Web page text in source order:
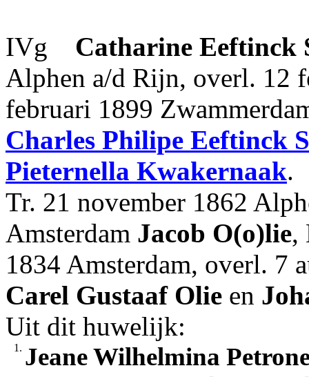
IVg Catharine Eeftinck
Alphen a/d Rijn, overl. 12
februari 1899
Charles Philipe Eeftinck
Pieternella Kwakernaak.
Tr. 21 november 1862
Amsterdam Jacob O(o)lie,
1834 Amsterdam, overl. 7
Carel GustaafOlie en
Uit dit huwelijk:
1. Jeane Wilhelmina